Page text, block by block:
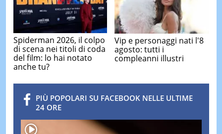
Spiderman 2026, il colpo
di scena nei titoli di coda
del film: lo hai notato
anche tu?
Vip e personaggi nati l'8
agosto: tutti i
compleanni illustri
PIÙ POPOLARI SU FACEBOOK NELLE ULTIME
24 ORE